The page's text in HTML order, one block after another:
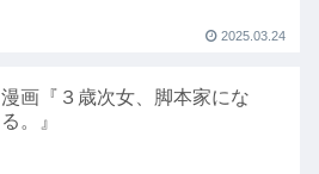
2025.03.24
漫画『３歳次女、脚本家にな
る。』